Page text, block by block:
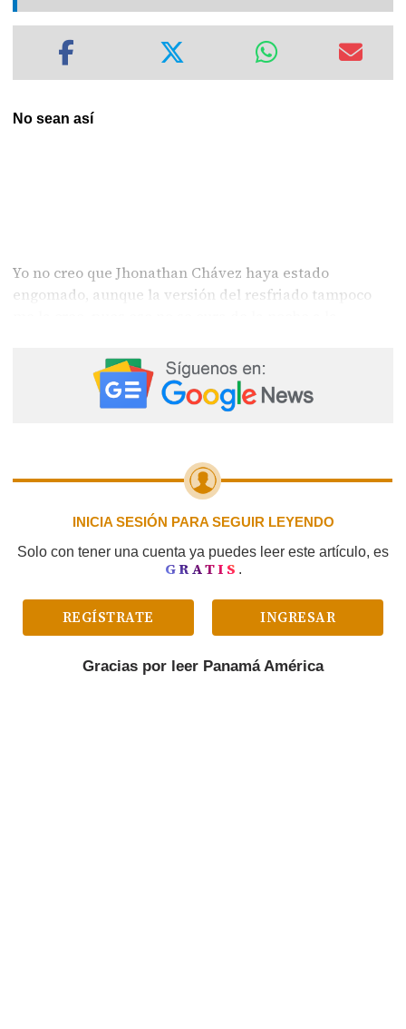
No sean así
Yo no creo que Jhonathan Chávez haya estado
engomado, aunque la versión del resfriado tampoco
Pienso que estaba cansado. Ese trajín de él, todos los
días no debe ser fácil. Es un ser humano. No deben de
criticarlo. Aunque sí le sugiero que trata de tener a
INICIA SESIÓN PARA SEGUIR LEYENDO
Solo con tener una cuenta ya puedes leer este artículo, es
GRATIS.
REGÍSTRATE INGRESAR
Gracias por leer Panamá América